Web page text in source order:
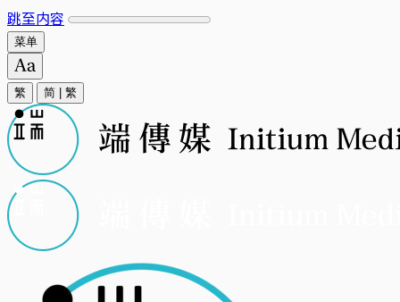
跳至内容
菜单
繁 简 繁